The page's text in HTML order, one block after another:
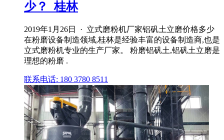
少？_桂林
2019年1月26日 · 立式磨粉机厂家铝矾土立磨价格多少
在粉磨设备制造领域,桂林是经验丰富的设备制造商,也是
立式磨粉机专业的生产厂家。 粉磨铝矾土,铝矾土立磨是
理想的粉磨 .
联系电话: 180 3780 8511